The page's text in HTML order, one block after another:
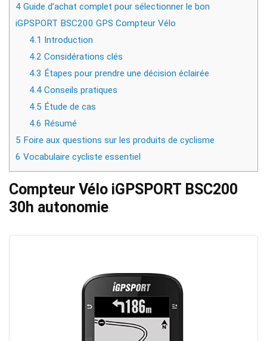
4 Guide d’achat complet pour sélectionner le bon
iGPSPORT BSC200 GPS Compteur Vélo
4.1 Introduction
4.2 Considérations clés
4.3 Étapes pour prendre une décision éclairée
4.4Conseils pratiques
4.5 Étude de cas
4.6 Résumé
5 Foire aux questions sur les produits de cyclisme
6 Vocabulaire cycliste essentiel
Compteur Vélo iGPSPORT BSC200
30h autonomie